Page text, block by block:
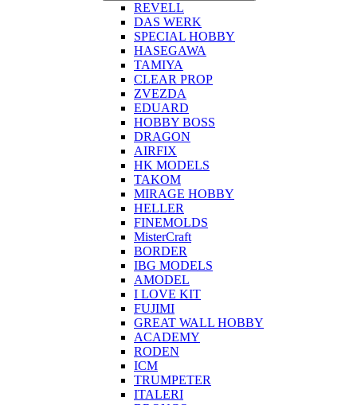
REVELL
DAS WERK
SPECIAL HOBBY
HASEGAWA
TAMIYA
CLEAR PROP
ZVEZDA
EDUARD
HOBBY BOSS
DRAGON
AIRFIX
HK MODELS
TAKOM
MIRAGE HOBBY
HELLER
FINEMOLDS
MisterCraft
BORDER
IBG MODELS
AMODEL
I LOVE KIT
FUJIMI
GREAT WALL HOBBY
ACADEMY
RODEN
ICM
TRUMPETER
ITALERI